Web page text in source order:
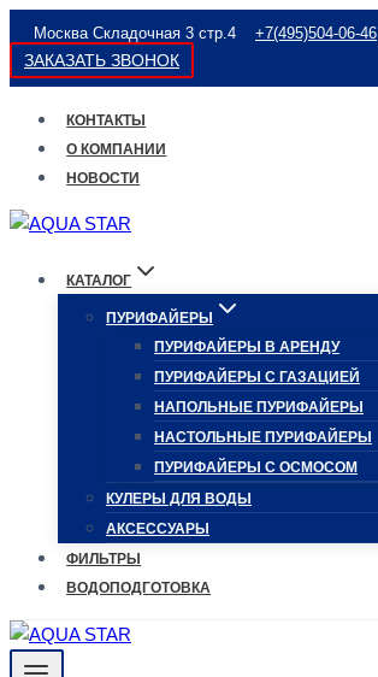
Перейти
к
содержимому
Москва Складочная 3 стр.4 +7(495)504-06-46
ЗАКАЗАТЬ ЗВОНОК
КОНТАКТЫ
О КОМПАНИИ
НОВОСТИ
КАТАЛОГ
ПУРИФАЙЕРЫ
ПУРИФАЙЕРЫ В АРЕНДУ
ПУРИФАЙЕРЫ С ГАЗАЦИЕЙ
НАПОЛЬНЫЕ ПУРИФАЙЕРЫ
НАСТОЛЬНЫЕ ПУРИФАЙЕРЫ
ПУРИФАЙЕРЫ С ОСМОСОМ
КУЛЕРЫ ДЛЯ ВОДЫ
АКСЕССУАРЫ
ФИЛЬТРЫ
ВОДОПОДГОТОВКА